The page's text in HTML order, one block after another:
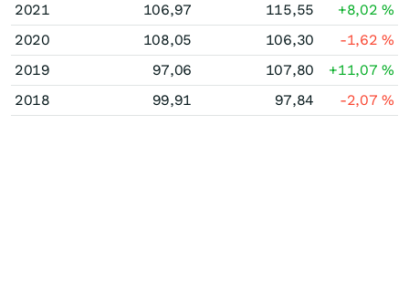
2021
106,97 115,55 +8,02%
2020
108,05 106,30 -1,62%
2019
97,06 107,80 +11,07%
2018
99,91 97,84 -2,07%